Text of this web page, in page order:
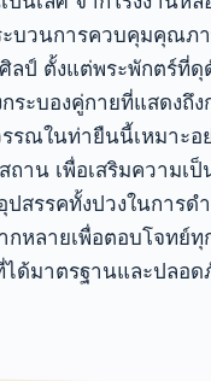
บวนการควบคุมคุณภา
ลป์ ตั้งแต่พระพักตร์ที่ดุ
ระบองคู่กายที่แสดงถึ
รณในท่ายืนนี้เหมาะอ
าน เพื่อเสริมความเ
สรรคทั้งปวงในการด
หลายเพื่อตอบโจทย์ทุ
ได้มาตรฐานและปลอ